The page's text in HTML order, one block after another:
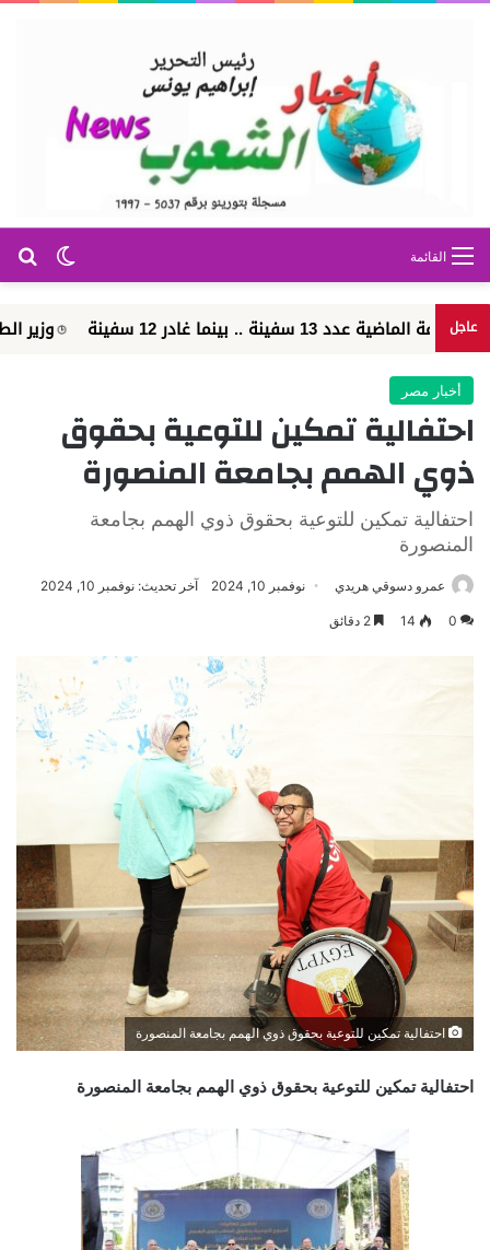
الوضع القائمة
عاجل وزير الطيران: مشروع مبني الركاب رقم
أخبار مصر
احتفالية تمكين للتوعية بحقوق
ذوي الهمم بجامعة المنصورة
احتفالية تمكين للتوعية بحقوق ذوي الهمم بجامعة
المنصورة
عمرو دسوقي هريدي نوفمبر 10, 2024 آخر تحديث: نوفمبر 10, 2024
0
14
احتفالية تمكين للتوعية بحقوق ذوي الهمم بجامعة المنصورة
احتفالية تمكين للتوعية بحقوق ذوي الهمم بجامعة المنصورة